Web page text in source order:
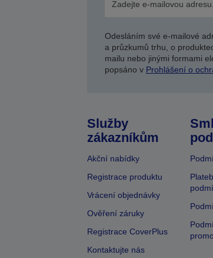
Odesláním své e-mailové
a průzkumů trhu, o
mailu nebo jinými formami
popsáno v Prohlášení o
Služby
zákazníkům
Akční nabídky
Registrace produktu
Vrácení objednávky
Ověření záruky
Registrace CoverPlus
Kontaktujte nás